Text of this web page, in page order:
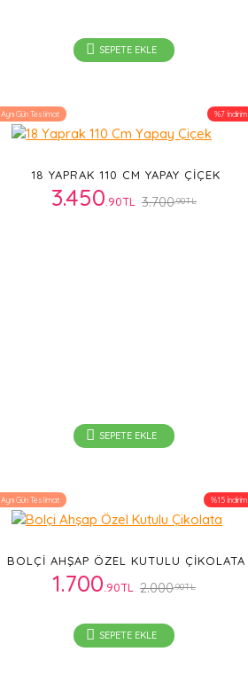
SEPETE EKLE
Aynı Gün Teslimat %7 İndirim
18 YAPRAK 110 CM YAPAY ÇIÇEK
3.450 .90TL 3.700.90TL
SEPETE EKLE
Aynı Gün Teslimat %15 İndirim
BOLÇI AHŞAP ÖZEL KUTULU ÇIKOLATA
1.700 .90TL 2.000.90TL
SEPETE EKLE